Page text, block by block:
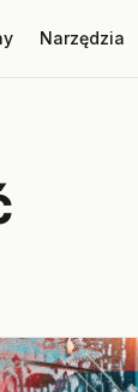
Narzędzia